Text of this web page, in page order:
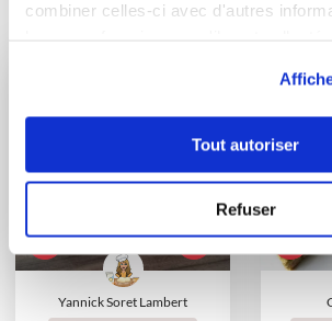
combiner celles-ci avec d'autres
Tout autoriser
Refuser
Vous aimerez aussi ...
Yannick Soret Lambert